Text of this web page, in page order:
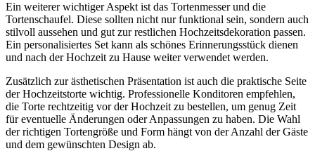
Ein weiterer wichtiger Aspekt ist das Tortenmesser und die
Tortenschaufel. Diese sollten nicht nur funktional sein, sondern auch
stilvoll aussehen und gut zur restlichen Hochzeitsdekoration passen.
Ein personalisiertes Set kann als schönes Erinnerungsstück dienen
und nach der Hochzeit zu Hause weiter verwendet werden.
Zusätzlich zur ästhetischen Präsentation ist auch die praktische Seite
der Hochzeitstorte wichtig. Professionelle Konditoren empfehlen,
die Torte rechtzeitig vor der Hochzeit zu bestellen, um genug Zeit
für eventuelle Änderungen oder Anpassungen zu haben. Die Wahl
der richtigen Tortengröße und Form hängt von der Anzahl der Gäste
und dem gewünschten Design ab.